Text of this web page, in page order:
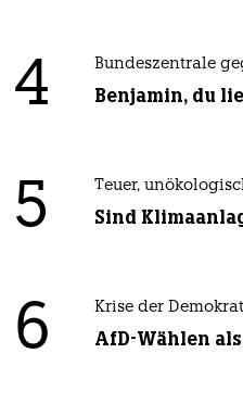
4 Bundeszentrale
Benjamin, du
5 Teuer,
Sind
6 Krise der
AfD-Wählen